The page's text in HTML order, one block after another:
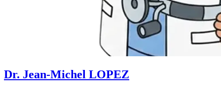
Dr. Jean-Michel LOPEZ